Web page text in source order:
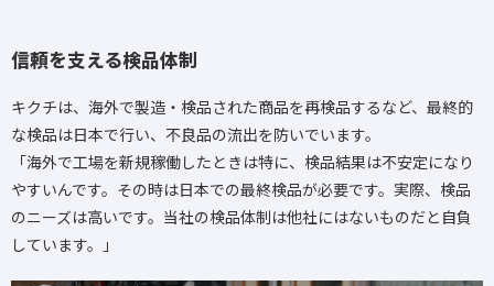
信頼を支える検品体制
キクチは、海外で製造・検品された商品を再検品するなど、最終的
な検品は日本で行い、不良品の流出を防いでいます。
「海外で工場を新規稼働したときは特に、検品結果は不安定になり
やすいんです。その時は日本での最終検品が必要です。実際、検品
のニーズは高いです。当社の検品体制は他社にはないものだと自負
しています。」